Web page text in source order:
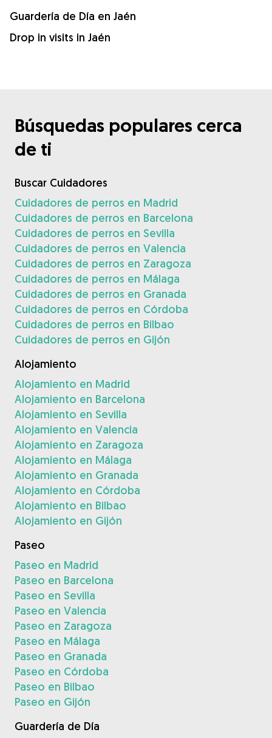
Guardería de Día en Jaén
Drop in visits in Jaén
Búsquedas populares cerca
de ti
Buscar Cuidadores
Cuidadores de perros en Madrid
Cuidadores de perros en Barcelona
Cuidadores de perros en Sevilla
Cuidadores de perros en Valencia
Cuidadores de perros en Zaragoza
Cuidadores de perros en Málaga
Cuidadores de perros en Granada
Cuidadores de perros en Córdoba
Cuidadores de perros en Bilbao
Cuidadores de perros en Gijón
Alojamiento
Alojamiento en Madrid
Alojamiento en Barcelona
Alojamiento en Sevilla
Alojamiento en Valencia
Alojamiento en Zaragoza
Alojamiento en Málaga
Alojamiento en Granada
Alojamiento en Córdoba
Alojamiento en Bilbao
Alojamiento en Gijón
Paseo
Paseo en Madrid
Paseo en Barcelona
Paseo en Sevilla
Paseo en Valencia
Paseo en Zaragoza
Paseo en Málaga
Paseo en Granada
Paseo en Córdoba
Paseo en Bilbao
Paseo en Gijón
Guardería de Día